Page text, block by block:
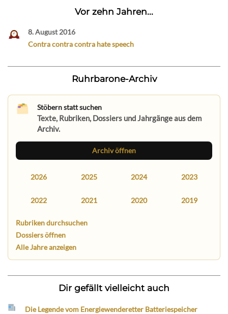
Vor zehn Jahren...
8. August 2016
Contra contra contra hate speech
Ruhrbarone-Archiv
Stöbern statt suchen
Texte, Rubriken, Dossiers und Jahrgänge aus dem
Archiv.
Archiv öffnen
2026 2025 2024 2023
2022 2021 2020 2019
Rubriken durchsuchen
Dossiers öffnen
Alle Jahre anzeigen
Dir gefällt vielleicht auch
Die Legende vom Energiewenderetter Batteriespeicher